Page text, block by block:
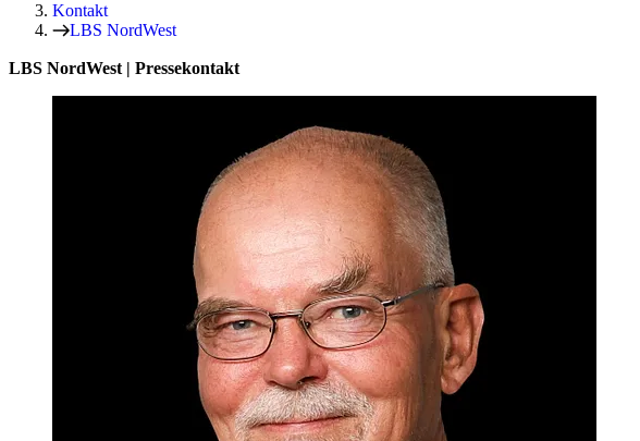
Kontakt
LBS NordWest
LBS NordWest | Pressekontakt